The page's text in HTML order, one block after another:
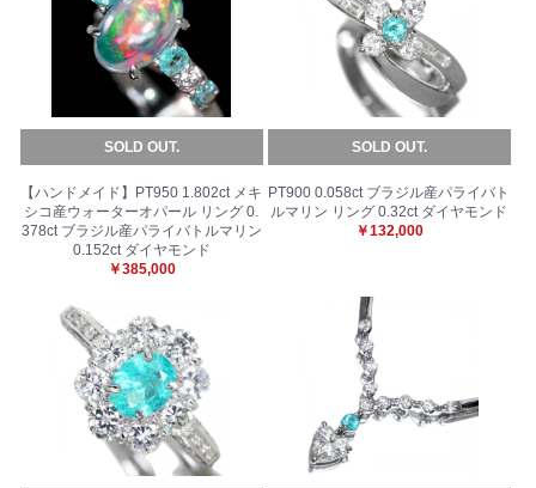
SOLD OUT.
【ハンドメイド】PT950 1.802ct メキ
シコ産ウォーターオパール リング 0.
378ct ブラジル産パライバトルマリン
0.152ct ダイヤモンド
￥385,000
SOLD OUT.
PT900 0.058ct ブラジル産パライバト
ルマリン リング 0.32ct ダイヤモンド
￥132,000